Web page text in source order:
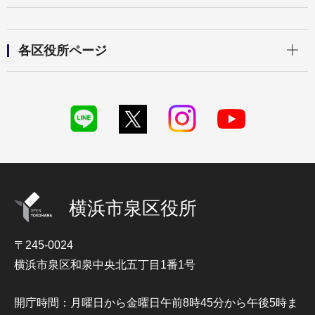
各区役所ページ
横浜市泉区役所
〒245-0024
横浜市泉区和泉中央北五丁目1番1号
開庁時間：月曜日から金曜日午前8時45分から午後5時ま